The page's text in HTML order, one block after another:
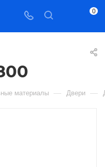
0
материалы — Двери —